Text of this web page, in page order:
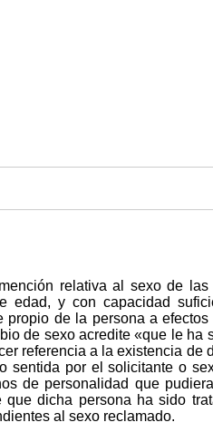
relativa al sexo de las
edad, y con capacidad
de la persona a
de sexo acredite «que le ha
referencia a la existencia de
sentida por el solicitante o
de personalidad que
dicha persona ha sido
al sexo reclamado.